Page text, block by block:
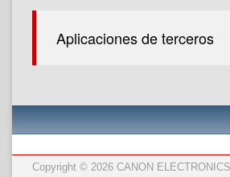
Aplicaciones de terceros
Copyright © 2026 CANON